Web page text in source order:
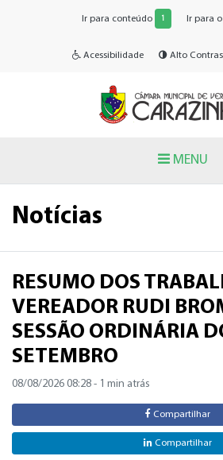
Ir para conteúdo 1 Ir para
Acessibilidade Alto
MENU
Notícias
RESUMO DOS
VEREADOR RUDI
SESSÃO ORDINÁRIA
SETEMBRO
08/08/2026 08:28 - 1 min atrás
Compartilhar
Compartilhar